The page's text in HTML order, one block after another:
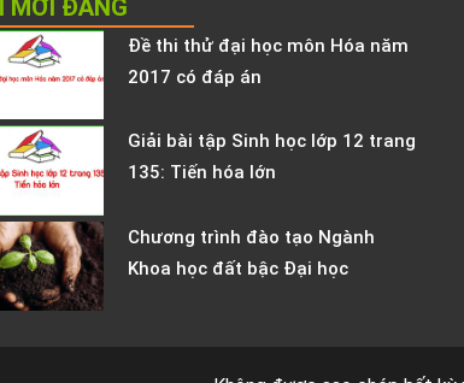
MỚI ĐĂNG
Đề thi thử đại học môn Hóa năm
2017 có đáp án
Giải bài tập Sinh học lớp 12 trang
135: Tiến hóa lớn
Chương trình đào tạo Ngành
Khoa học đất bậc Đại học